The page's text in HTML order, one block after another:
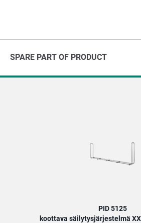
SPARE PART OF PRODUCT
PID 5125
koottava säilytysjärjestelmä